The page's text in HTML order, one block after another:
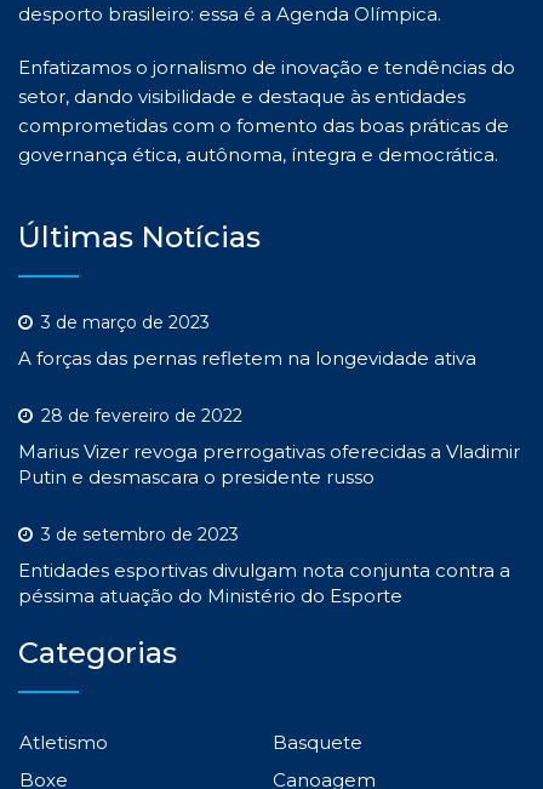
desporto brasileiro: essa é a Agenda Olímpica.
Enfatizamos o jornalismo de inovação e tendências do
setor, dando visibilidade e destaque às entidades
comprometidas com o fomento das boas práticas de
governança ética, autônoma, íntegra e democrática.
Últimas Notícias
3 de março de 2023
A forças das pernas refletem na longevidade ativa
28 de fevereiro de 2022
Marius Vizer revoga prerrogativas oferecidas a Vladimir
Putin e desmascara o presidente russo
3 de setembro de 2023
Entidades esportivas divulgam nota conjunta contra a
péssima atuação do Ministério do Esporte
Categorias
Atletismo
Basquete
Boxe
Canoagem